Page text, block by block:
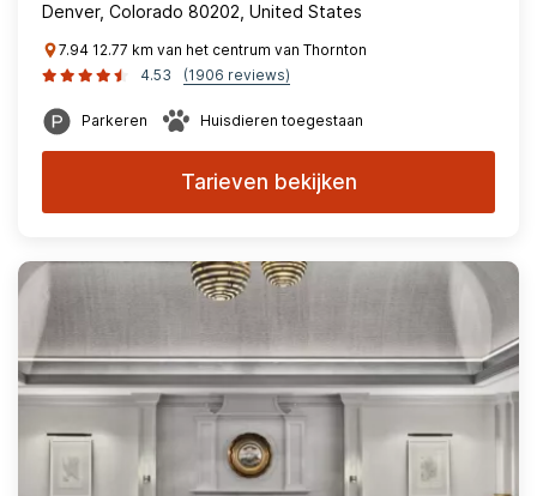
Denver, Colorado 80202, United States
7.94 12.77 km van het centrum van Thornton
4.53
(1906 reviews)
Parkeren Huisdieren toegestaan
Tarieven bekijken